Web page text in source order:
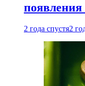
появления
2 года спустя2